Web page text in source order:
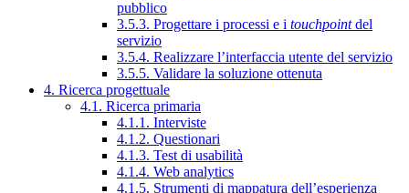
pubblico
3.5.3. Progettare i processi e i touchpointdel
servizio
3.5.4. Realizzare l’interfaccia utente del servizio
3.5.5. Validare la soluzione ottenuta
4. Ricerca progettuale
4.1. Ricerca primaria
4.1.1. Interviste
4.1.2. Questionari
4.1.3. Test di usabilità
4.1.4. Web analytics
4.1.5. Strumenti di mappatura dell’esperienza